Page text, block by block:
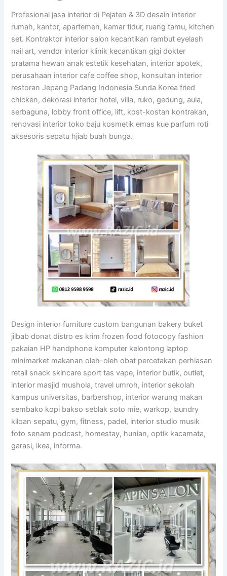
Profesional jasa interior di Pejaten & 3D desain interior
rumah, kantor, apartemen, kamar tidur, ruang tamu, kitchen
set. Kontraktor interior salon kecantikan rambut eyelash
nail art, vendor interior klinik kecantikan gigi dokter
pratama hewan anak estetik kesehatan, interior apotek,
perusahaan interior cafe coffee shop, konsultan interior
restoran Jepang Padang Indonesia Sunda Korea fried
chicken, dekorasi interior hotel, villa, ruko, gedung, aula,
serbaguna, lobby front office, lift, kost-kostan kontrakan,
renovasi interior toko baju kosmetik emas kue parfum roti
aksesoris sepatu hjiab buah bunga.
Design interior furniture custom bangunan bakery buket
jilbab donat distro es krim frozen food fotocopy fashion
pakaian HP handphone komputer kelontong laptop
minimarket makanan oleh-oleh obat percetakan perhiasan
retail snack skincare sport tas vape, interior butik, outlet,
interior masjid mushola, travel umroh, interior sekolah
kampus universitas, barbershop, interior warung makan
sembako kopi bakso seblak soto mie, warkop, laundry
kiloan sepatu, gym, fitness, padel, interior studio musik
foto senam podcast, homestay, hunian, optik kacamata,
garasi, ikea, informa.